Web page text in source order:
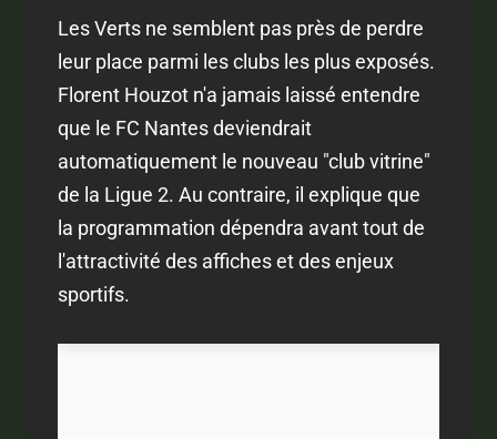
Les Verts ne semblent pas près de perdre
leur place parmi les clubs les plus exposés.
Florent Houzot n'a jamais laissé entendre
que le FC Nantes deviendrait
automatiquement le nouveau "club vitrine"
de la Ligue 2. Au contraire, il explique que
la programmation dépendra avant tout de
l'attractivité des affiches et des enjeux
sportifs.